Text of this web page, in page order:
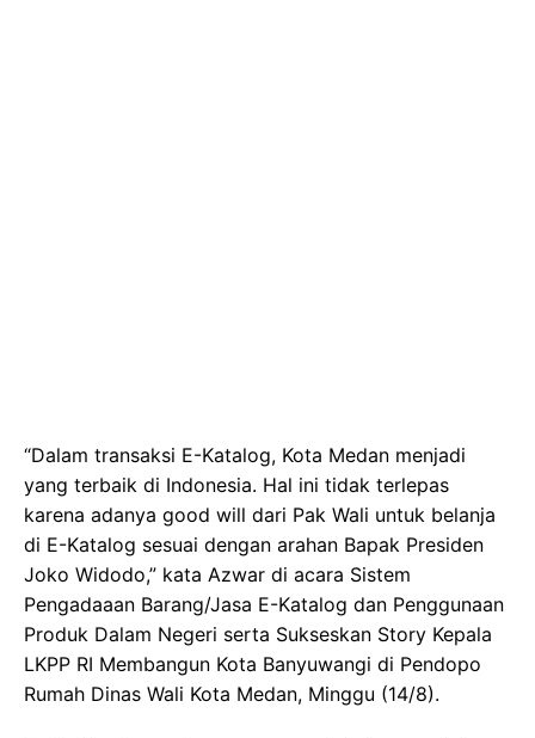
“Dalam transaksi E-Katalog, Kota Medan menjadi
yang terbaik di Indonesia. Hal ini tidak terlepas
karena adanya good will dari Pak Wali untuk belanja
di E-Katalog sesuai dengan arahan Bapak Presiden
Joko Widodo,” kata Azwar di acara Sistem
Pengadaaan Barang/Jasa E-Katalog dan Penggunaan
Produk Dalam Negeri serta Sukseskan Story Kepala
LKPP RI Membangun Kota Banyuwangi di Pendopo
Rumah Dinas Wali Kota Medan, Minggu (14/8).